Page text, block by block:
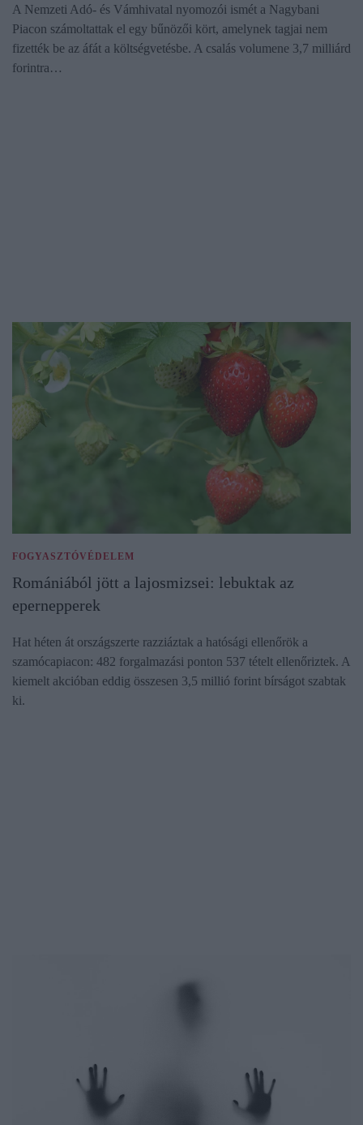
A Nemzeti Adó- és Vámhivatal nyomozói ismét a Nagybani
Piacon számoltattak el egy bűnözői kört, amelynek tagjai nem
fizették be az áfát a költségvetésbe. A csalás volumene 3,7 milliárd
forintra…
FOGYASZTÓVÉDELEM
Romániából jött a lajosmizsei: lebuktak az
epernepperek
Hat héten át országszerte razziáztak a hatósági ellenőrök a
szamócapiacon: 482 forgalmazási ponton 537 tételt ellenőriztek. A
kiemelt akcióban eddig összesen 3,5 millió forint bírságot szabtak
ki.